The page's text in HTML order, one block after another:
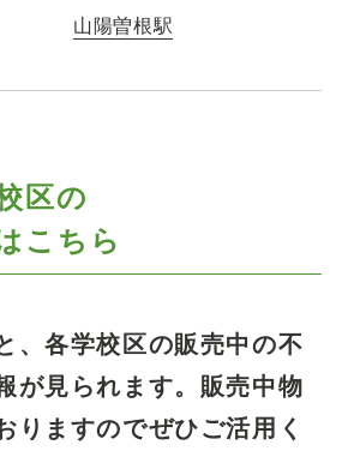
山陽曽根駅
区の
こちら
、各学校区の販売中の不
が見られます。 販売中物
りますのでぜひご活用く